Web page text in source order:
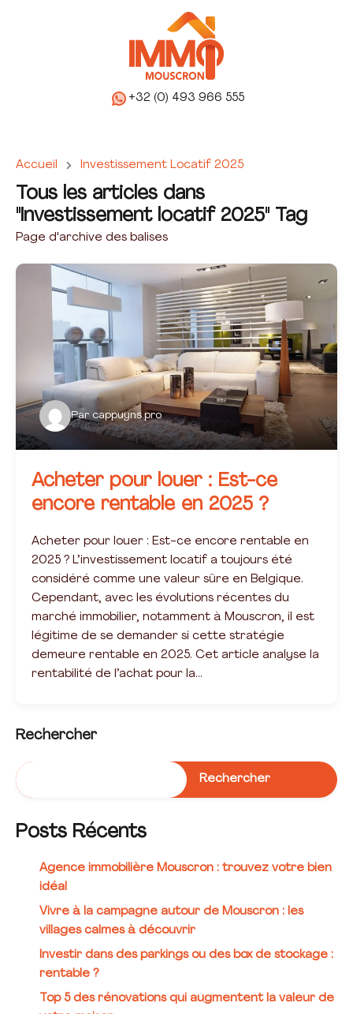
+32 (0) 493 966 555
Accueil Investissement Locatif 2025
Tous les articles dans
"Investissement locatif 2025" Tag
Page d'archive des balises
Par cappuyns.pro
Acheter pour louer : Est-ce
encore rentable en 2025 ?
Acheter pour louer : Est-ce encore rentable en
2025 ? L’investissement locatif a toujours été
considéré comme une valeur sûre en Belgique.
Cependant, avec les évolutions récentes du
marché immobilier, notamment à Mouscron, il est
légitime de se demander si cette stratégie
demeure rentable en 2025. Cet article analyse la
rentabilité de l’achat pour la…
Rechercher
Rechercher
Posts Récents
Agence immobilière Mouscron : trouvez votre bien
idéal
Vivre à la campagne autour de Mouscron : les
villages calmes à découvrir
Investir dans des parkings ou des box de stockage :
rentable ?
Top 5 des rénovations qui augmentent la valeur de